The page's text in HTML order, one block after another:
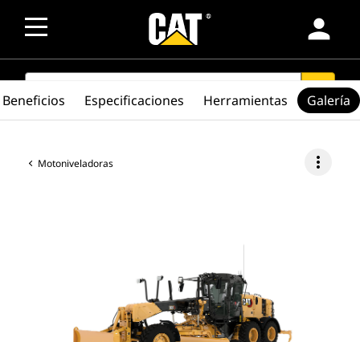
person
SEARCH search
Motoniveladoras more_vert
Beneficios Especificaciones Herramientas Galería